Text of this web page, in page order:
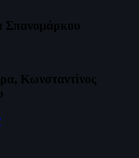
Σπανομάρκου
Κωνσταντίνος